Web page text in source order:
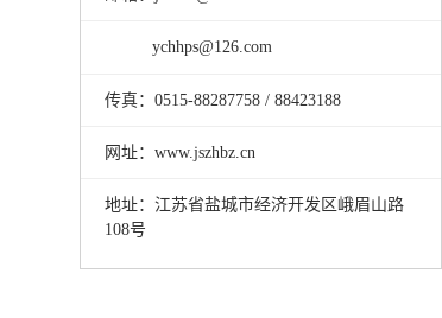
ychhps@126.com
传真：0515-88287758 / 88423188
网址：www.jszhbz.cn
地址：江苏省盐城市经济开发区峨眉山路
108号